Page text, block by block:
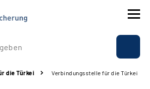
die Türkei Verbindungsstelle für die Türkei